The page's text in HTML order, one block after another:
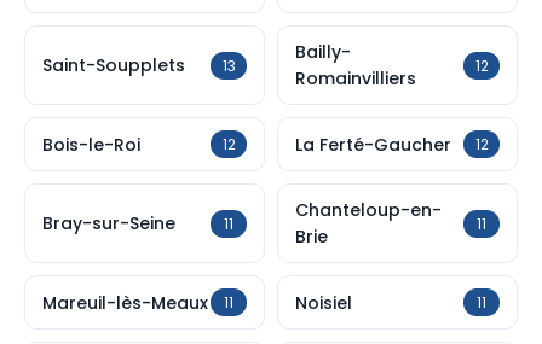
Saint-Soupplets 13
Bailly-
Romainvilliers
12
Bois-le-Roi 12 La Ferté-Gaucher 12
Bray-sur-Seine 11
Chanteloup-en-
Brie
11
Mareuil-lès-Meaux 11 Noisiel 11